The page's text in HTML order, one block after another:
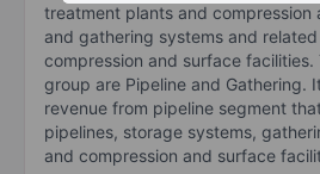
treatment plants and compression
and gathering systems and
compression and surface
group are Pipeline and Gathering.
revenue from pipeline segment
pipelines, storage systems,
and compression and surface